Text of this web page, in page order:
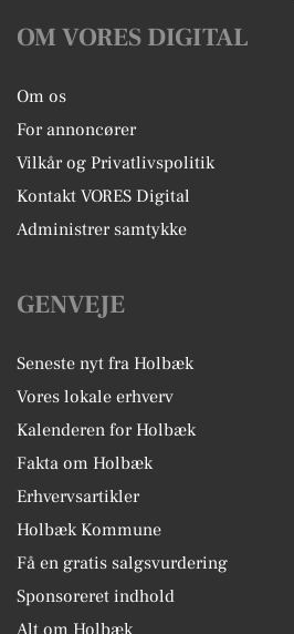
OM VORES DIGITAL
Om os
For annoncører
Vilkår og Privatlivspolitik
Kontakt VORES Digital
Administrer samtykke
GENVEJE
Seneste nyt fra Holbæk
Vores lokale erhverv
Kalenderen for Holbæk
Fakta om Holbæk
Erhvervsartikler
Holbæk Kommune
Få en gratis salgsvurdering
Sponsoreret indhold